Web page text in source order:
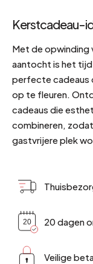
Kerstcadeau-
Met de opwinding
aantocht is het
perfecte cadeaus
op te fleuren.
cadeaus die
combineren,
gastvrijere plek
20 dagen
Veilige